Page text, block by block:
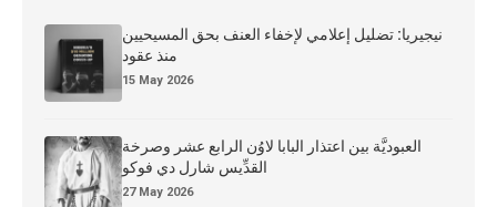
نيجيريا: تضليل إعلامي لإخفاء العنف بحق المسيحيين
منذ عقود
15 May 2026
العبوديَّة بين اعتذار البابا لاوُن الرابع عشر وصرخة
القدِّيس شارل دي فوكو
27 May 2026